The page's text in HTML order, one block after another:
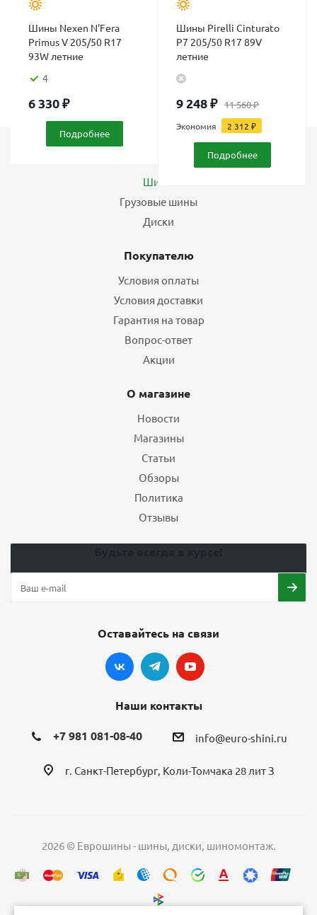
Шины Nexen N'Fera
Primus V 205/50 R17
93W летние
4
6 330₽
Подробнее
Шины Pirelli Cinturato
P7 205/50 R17 89V
летние
9 248₽ 11 560₽
Экономия 2 312 ₽
Подробнее
Шины
Грузовые шины
Диски
Покупателю
Условия оплаты
Условия доставки
Гарантия на товар
Вопрос-ответ
Акции
О магазине
Новости
Магазины
Статьи
Обзоры
Политика
Отзывы
Оставайтесь на связи
Наши контакты
+7 981 081-08-40 info@euro-shini.ru
г. Санкт-Петербург, Коли-Томчака 28 лит З
2026 © Еврошины - шины, диски, шиномонтаж.